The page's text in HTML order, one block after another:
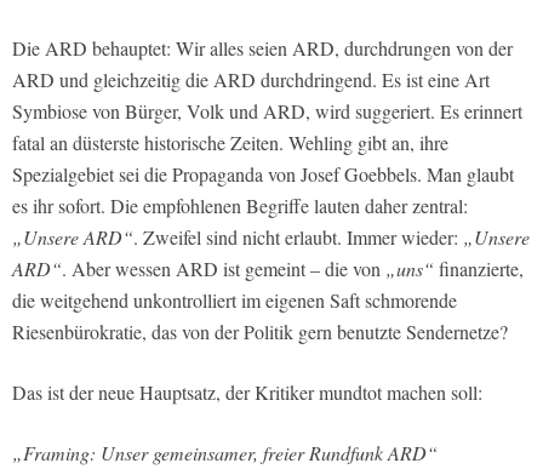
Die ARD behauptet: Wir alles seien ARD, durchdrungen von der
ARD und gleichzeitig die ARD durchdringend. Es ist eine Art
Symbiose von Bürger, Volk und ARD, wird suggeriert. Es erinnert
fatal an düsterste historische Zeiten. Wehling gibt an, ihre
Spezialgebiet sei die Propaganda von Josef Goebbels. Man glaubt
es ihr sofort. Die empfohlenen Begriffe lauten daher zentral:
„Unsere ARD“. Zweifel sind nicht erlaubt. Immer wieder: „Unsere
ARD“. Aber wessen ARD ist gemeint – die von „uns“ finanzierte,
die weitgehend unkontrolliert im eigenen Saft schmorende
Riesenbürokratie, das von der Politik gern benutzte Sendernetze?
Das ist der neue Hauptsatz, der Kritiker mundtot machen soll:
„Framing: Unser gemeinsamer, freier Rundfunk ARD“